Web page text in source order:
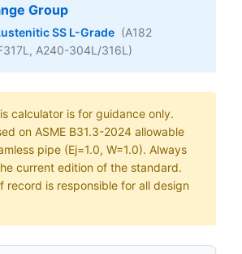
Group
SS L-Grade (A182
A240-304L/316L)
calculator is for guidance only.
on ASME B31.3-2024 allowable
pipe (Ej=1.0, W=1.0). Always
current edition of the standard.
record is responsible for all design